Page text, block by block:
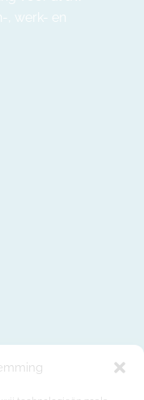
, werk- en